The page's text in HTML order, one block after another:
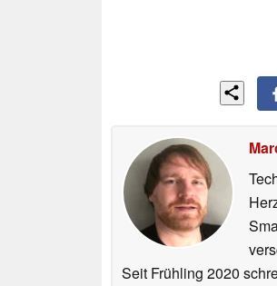
Seit Frühling 2020